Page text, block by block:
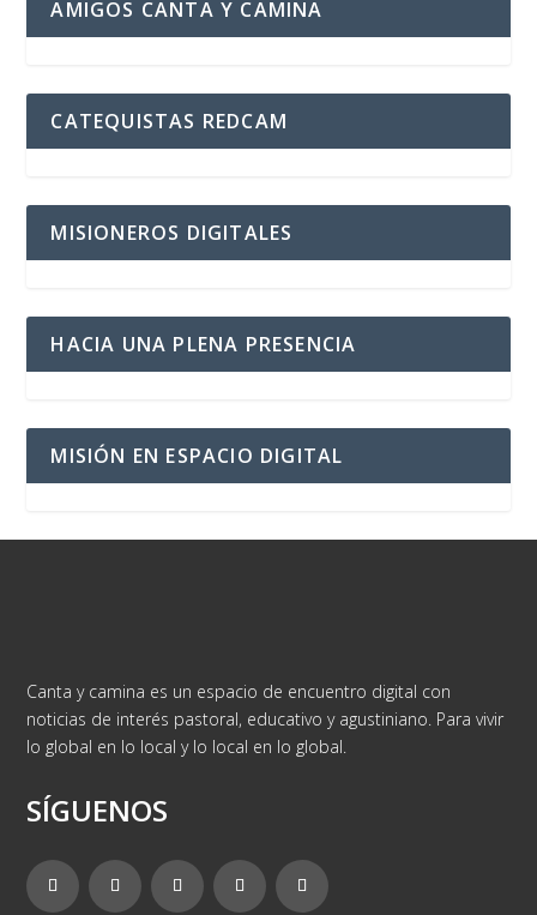
AMIGOS CANTA Y CAMINA
CATEQUISTAS REDCAM
MISIONEROS DIGITALES
HACIA UNA PLENA PRESENCIA
MISIÓN EN ESPACIO DIGITAL
Canta y camina es un espacio de encuentro digital con
noticias de interés pastoral, educativo y agustiniano. Para vivir
lo global en lo local y lo local en lo global.
SÍGUENOS